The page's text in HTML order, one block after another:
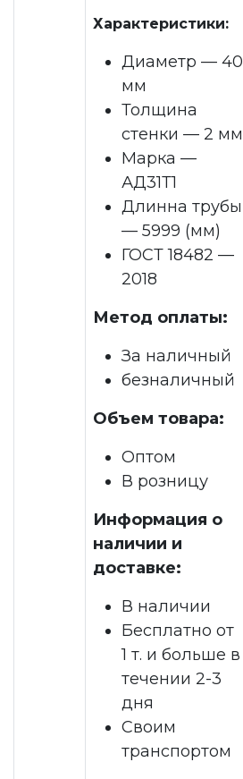
Характеристики:
Диаметр — 40
мм
Толщина
стенки — 2 мм
Марка —
АД31Т1
Длинна трубы
— 5999 (мм)
ГОСТ18482 —
2018
Метод оплаты:
За наличный
безналичный
Объем товара:
Оптом
В розницу
Информация о
наличии и
доставке:
В наличии
Бесплатно от
1 т. и больше в
течении 2-3
дня
Своим
транспортом